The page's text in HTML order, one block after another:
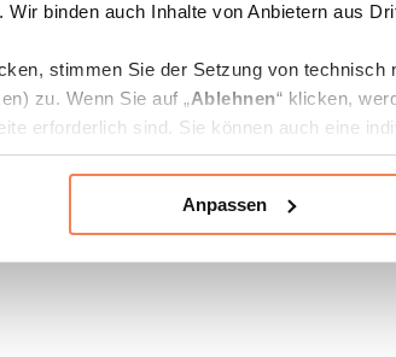
binden auch Inhalte von Anbietern aus
stimmen Sie der Setzung von
zu. Wenn Sie auf „Ablehnen“ klicken,
erforderlich sind. Sie können auch eine
oder abwählen und „Auswahl erlauben“
Ihrer Daten finden Sie in den
Anpassen